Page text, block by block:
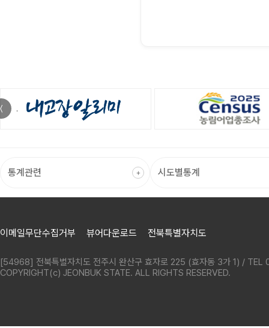
〈
이메일무단수집거부 뷰어다운로드 전북특별자치도
[54968] 전북특별자치도 전주시 완산구 효자로 225 (효자동 3가 1) /
COPYRIGHT(c) JEONBUK STATE. ALL RIGHTS RESERVED.